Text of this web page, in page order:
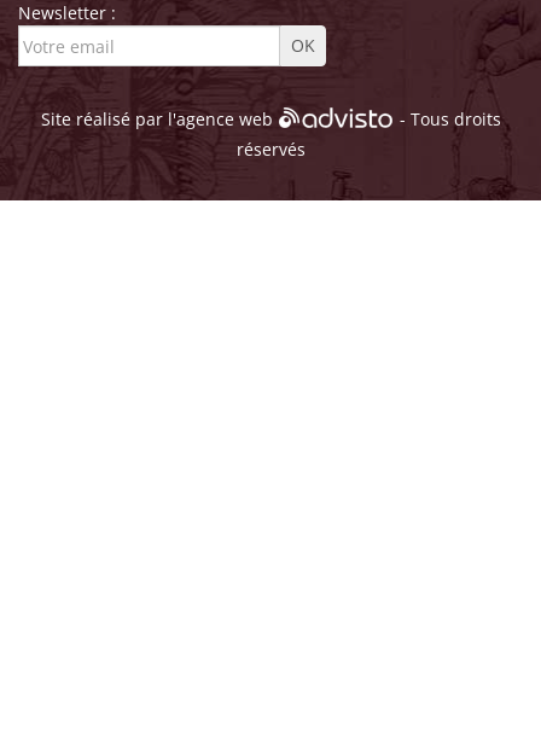
Newsletter :
Site réalisé par l'agence web
- Tous droits
réservés